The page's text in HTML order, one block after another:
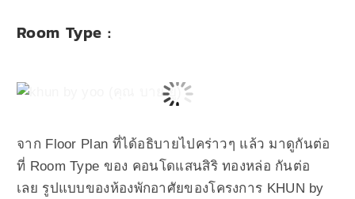
Room Type :
จาก Floor Plan ที่ได้อธิบายไปคร่าวๆ แล้ว มาดูกันต่อ
ที่ Room Type ของ คอนโดแสนสิริ ทองหล่อ กันต่อ
เลย รูปแบบของห้องพักอาศัยของโครงการ KHUN by